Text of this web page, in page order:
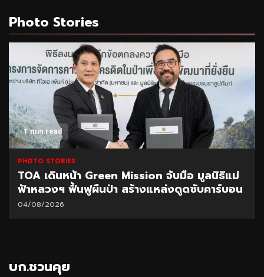
Photo Stories
1 min read
PHOTO STORIES
TOA เดินหน้า Green Mission จับมือ มูลนิธิแม่
ฟ้าหลวงฯ ฟื้นฟูผืนป่า สร้างแหล่งดูดซับคาร์บอน
04/08/2026
บก.ชวนคุย